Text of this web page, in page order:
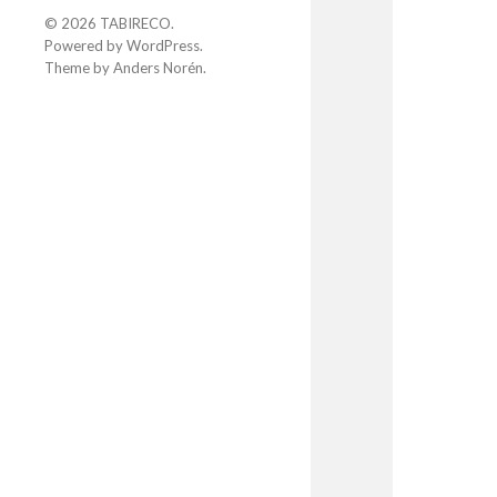
© 2026 TABIRECO.
Powered byWordPress.
Theme byAnders Norén.